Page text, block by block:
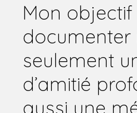
Mon
documenter
seulement
d’amitié
aussi une